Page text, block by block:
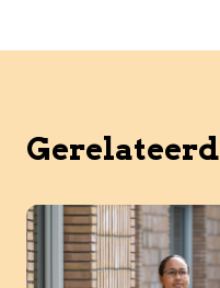
Gerelateerd